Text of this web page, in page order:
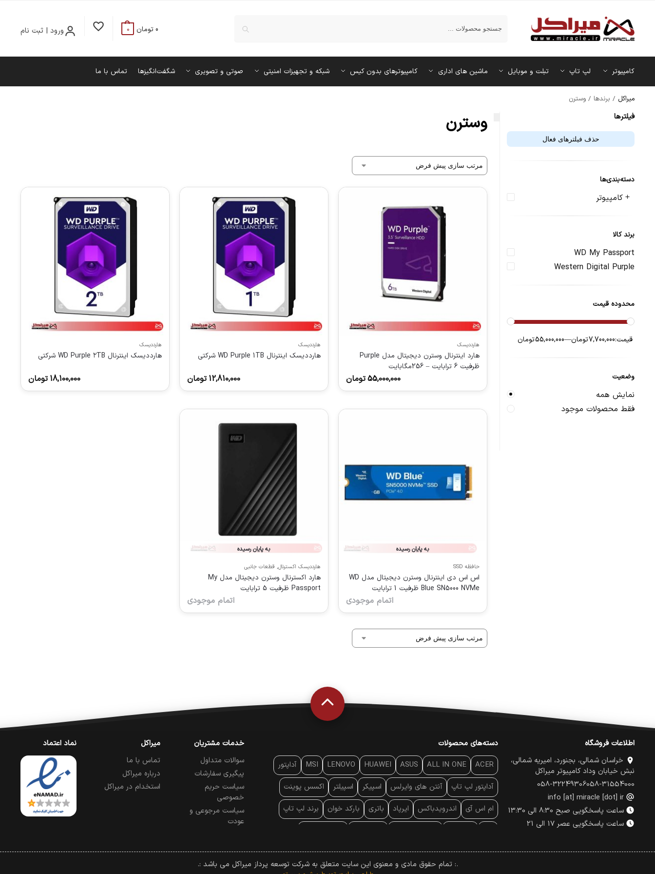
ورود | ثبت نام 0 تومان 0
کامپیوتر لپ تاپ تبلت و موبایل ماشین‌ های اداری کامپیوترهای بدون کیس شبکه و تجهیزات امنیتی صوتی و تصویری شگفت‌انگیزها تماس با ما
میراکل / برندها/ وسترن
وسترن
هارددیسک
هارد اینترنال وسترن دیجیتال مدل Purple
ظرفیت 6 ترابایت – 256مگابایت
55,000,000تومان
هارددیسک
هارددیسک اینترنال WD Purple 1TB شرکتی
12,810,000 تومان
هارددیسک
هارددیسک اینترنال WD Purple ۲TB شرکتی
18,100,000 تومان
به پایان رسیده
حافظه SSD
اس اس دی اینترنال وسترن دیجیتال مدل WD
Blue SN5000 NVMe ظرفیت 1 ترابایت
اتمام موجودی
به پایان رسیده
هارددیسک اکسترنال, قطعات جانبی
هارد اکسترنال وسترن دیجیتال مدل My
Passport ظرفیت 5 ترابایت
اتمام موجودی
فیلتر‌ها
حذف فیلترهای فعال
دسته‌بندی‌ها
کامپیوتر
برند کالا
WD My Passport
Western Digital Purple
محدوده قیمت
قیمت:7,700,000 تومان —55,000,000 تومان
وضعیت
نمایش همه
فقط محصولات موجود
اطلاعات فروشگاه
خراسان شمالی، بجنورد، امیریه شمالی،
نبش خیابان وداد کامپیوتر میراکل
058-31554000
058-32249306
info [at] miracle [dot] ir
ساعت پاسخگویی صبح 8:30 الی 13:30
ساعت پاسخگویی عصر 17 الی 21
دسته‌های محصولات
ACER
ALL IN ONE
ASUS
HUAWEI
LENOVO
MSI
آداپتور
آداپتور لپ تاپ
آنتن‌ های وایرلس اسپیکر اسپیلتر
اکسس پوینت
ام اس آی
اندرویدباکس ایرپاد باتری بارکد خوان
برند لپ تاپ
پچ کورد شبکه
پد موس پردازنده پرده نمایش
پرینتر حرارتی
خدمات مشتریان
سوالات متداول
پیگیری سفارشات
سیاست حریم
خصوصی
سیاست مرجوعی و
عودت
میراکل
تماس با ما
درباره میراکل
استخدام در میراکل
نماد اعتماد
.: تمام حقوق مادی و معنوی این سایت متعلق به شرکت توسعه پرداز میراکل می باشد :.